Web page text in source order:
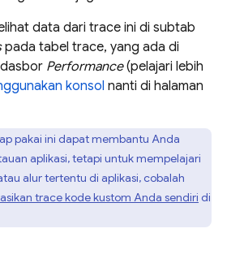
data dari trace ini di subtab
pada tabel trace, yang ada di
Performance(pelajari lebih
konsol nanti di halaman
pakai ini dapat membantu Anda
aplikasi, tetapi untuk mempelajari
alur tertentu di aplikasi, cobalah
trace kode kustom Anda sendiri di